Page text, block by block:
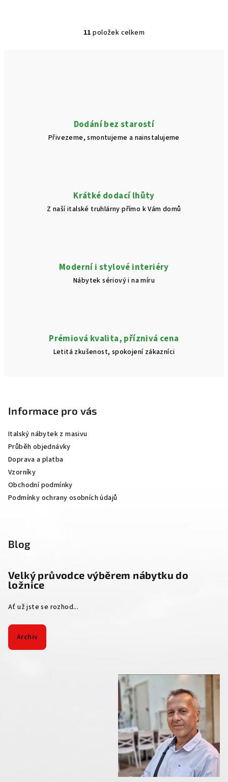
O
í
r
v
ý
p
11 položek celkem
Dodání bez starostí
Přivezeme, smontujeme a nainstalujeme
Krátké dodací lhůty
Z naší italské truhlárny přímo k Vám domů
Moderní i stylové interiéry
Nábytek sériový i na míru
Prémiová kvalita, příznivá cena
Letitá zkušenost, spokojení zákazníci
Informace pro vás
Italský nábytek z masivu
Průběh objednávky
Doprava a platba
Vzorníky
Obchodní podmínky
Podmínky ochrany osobních údajů
Blog
Velký průvodce výběrem nábytku do
ložnice
Ať už jste se rozhod...
Archiv